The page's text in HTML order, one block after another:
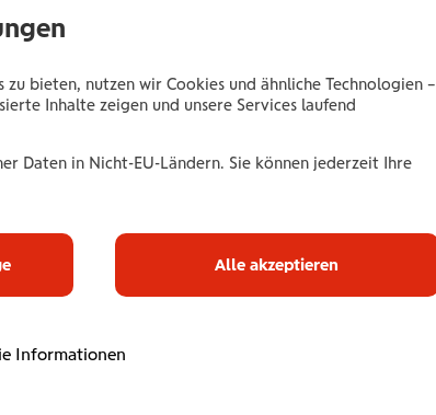
zu bieten, nutzen wir Cookies und ähnliche Technologien –
Inhalte zeigen und unsere Services laufend
Daten in Nicht-EU-Ländern. Sie können jederzeit Ihre
Alle akzeptieren
Informationen